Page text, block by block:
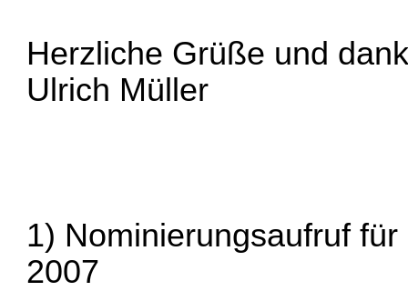
Herzliche Grüße und
Ulrich Müller
1) Nominierungsaufruf
2007